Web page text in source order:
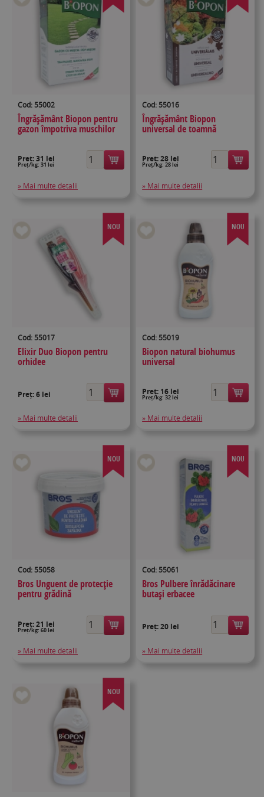
Cod: 55002
Îngrășământ Biopon pentru
gazon împotriva muschilor
Preț:31 lei
Preț/kg: 31 lei
» Mai multe detalii
Cod: 55016
Îngrășământ Biopon
universal de toamnă
Preț:28 lei
Preț/kg: 28 lei
» Mai multe detalii
NOU
Cod: 55017
Elixir Duo Biopon pentru
orhidee
Preț:6 lei
» Mai multe detalii
NOU
Cod: 55019
Biopon natural biohumus
universal
Preț: 16 lei
Preț/kg: 32 lei
» Mai multe detalii
NOU
Cod: 55058
Bros Unguent de protecție
pentru grădină
Preț:21 lei
Preț/kg: 60 lei
» Mai multe detalii
NOU
Cod: 55061
Bros Pulbere înrădăcinare
butași erbacee
Preț:20 lei
» Mai multe detalii
NOU